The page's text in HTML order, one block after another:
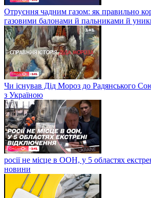
Отруєння чадним газом: як правильно
газовими балонами й пальниками й
Чи існував Дід Мороз до Радянського
з Україною
росії не місце в ООН, у 5 областях
новини